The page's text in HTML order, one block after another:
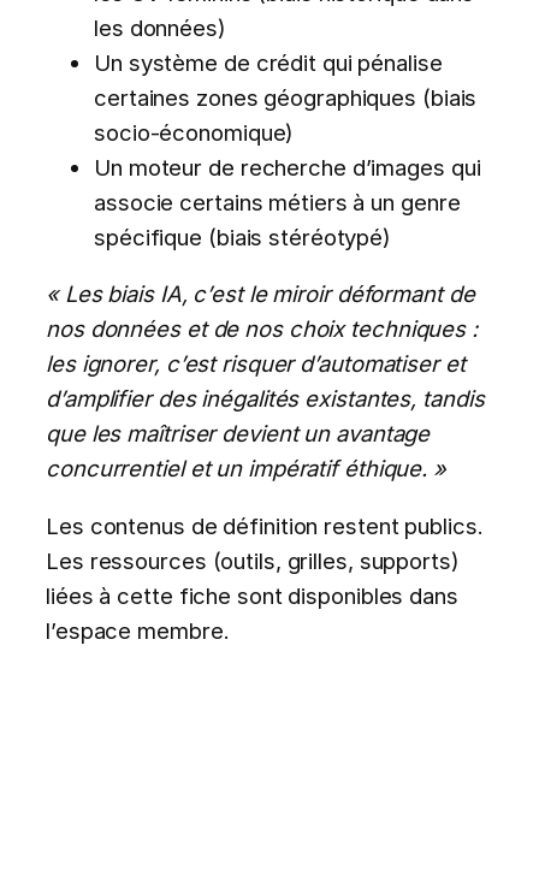
les données)
Un système de crédit qui pénalise
certaines zones géographiques (biais
socio-économique)
Un moteur de recherche d’images qui
associe certains métiers à un genre
spécifique (biais stéréotypé)
« Les biais IA, c’est le miroir déformant de
nos données et de nos choix techniques :
les ignorer, c’est risquer d’automatiser et
d’amplifier des inégalités existantes, tandis
que les maîtriser devient un avantage
concurrentiel et un impératif éthique. »
Les contenus de définition restent publics.
Les ressources (outils, grilles, supports)
liées à cette fiche sont disponibles dans
l’espace membre.